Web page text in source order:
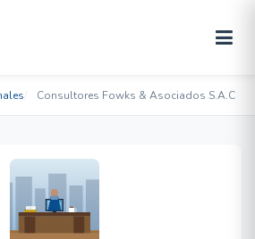
Consultores Fowks & Asociados S.A.C